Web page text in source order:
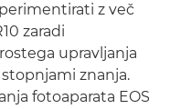
z več
zaradi
upravljanja
znanja.
fotoaparata EOS